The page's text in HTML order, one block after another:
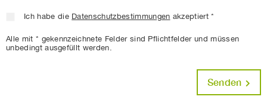
Ich habe die Datenschutzbestimmungen akzeptiert *
Alle mit * gekennzeichnete Felder sind Pflichtfelder und müssen
unbedingt ausgefüllt werden.
Senden